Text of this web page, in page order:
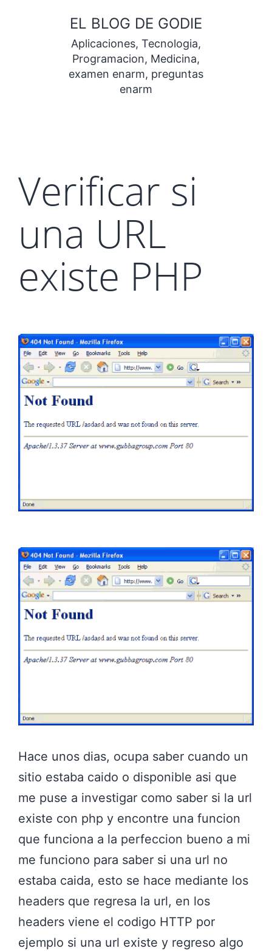
contenido
EL BLOG DE GODIE
Aplicaciones, Tecnologia,
Programacion, Medicina,
examen enarm, preguntas
enarm
Verificar si
una URL
existe PHP
Hace unos dias, ocupa saber cuando un
sitio estaba caido o disponible asi que
me puse a investigar como saber si la url
existe con php y encontre una funcion
que funciona a la perfeccion bueno a mi
me funciono para saber si una url no
estaba caida, esto se hace mediante los
headers que regresa la url, en los
headers viene el codigo HTTP por
ejemplo si una url existe y regreso algo